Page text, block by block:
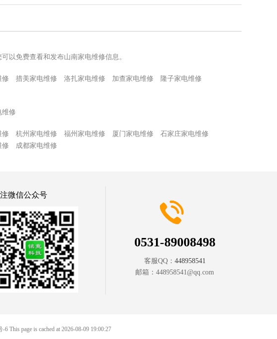
以免费查看和发布山南家电维修信息。
修 措美家电维修 洛扎家电维修 加查家电维修
隆子家电维修
维修
修 杭州家电维修 福州家电维修 厦门家电维修
石家庄家电维修
修 成都家电维修
微信公众号
0531-89008498
客服QQ： 448958541
邮箱： 448958541@qq.com
-6 This page is cached at 2026-08-09 19:00:27